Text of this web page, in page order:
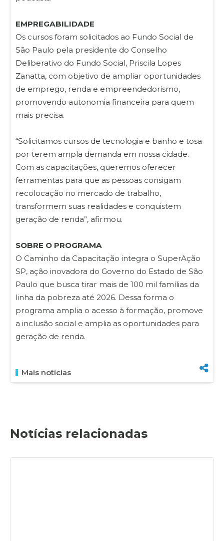
EMPREGABILIDADE
Os cursos foram solicitados ao Fundo Social de
São Paulo pela presidente do Conselho
Deliberativo do Fundo Social, Priscila Lopes
Zanatta, com objetivo de ampliar oportunidades
de emprego, renda e empreendedorismo,
promovendo autonomia financeira para quem
mais precisa.
“Solicitamos cursos de tecnologia e banho e tosa
por terem ampla demanda em nossa cidade.
Com as capacitações, queremos oferecer
ferramentas para que as pessoas consigam
recolocação no mercado de trabalho,
transformem suas realidades e conquistem
geração de renda”, afirmou.
SOBRE O PROGRAMA
O Caminho da Capacitação integra o SuperAção
SP, ação inovadora do Governo do Estado de São
Paulo que busca tirar mais de 100 mil famílias da
linha da pobreza até 2026. Dessa forma o
programa amplia o acesso à formação, promove
a inclusão social e amplia as oportunidades para
geração de renda.
Mais notícias
Notícias relacionadas